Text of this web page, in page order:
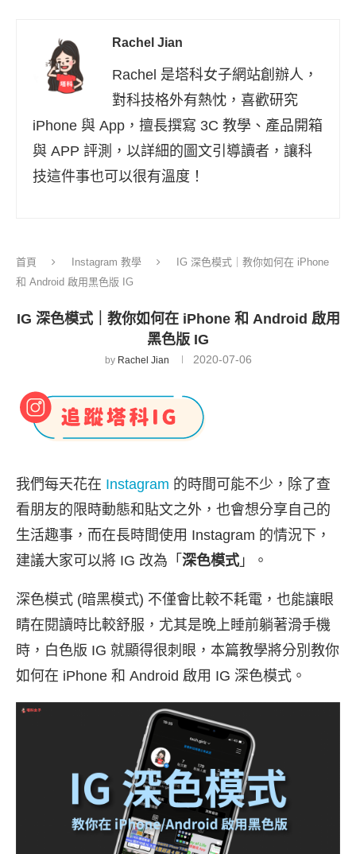
Rachel Jian
Rachel 是塔科女子網站創辦人，
對科技格外有熱忱，喜歡研究
iPhone 與 App，擅長撰寫 3C 教學、產品開箱
與 APP 評測，以詳細的圖文引導讀者，讓科
技這件事也可以很有溫度！
首頁 Instagram 教學
IG 深色模式｜教你如何在 iPhone
和 Android 啟用黑色版 IG
IG 深色模式｜教你如何在 iPhone 和 Android 啟用
黑色版 IG
by Rachel Jian 2020-07-06
我們每天花在 Instagram 的時間可能不少，除了查
看朋友的限時動態和貼文之外，也會想分享自己的
生活趣事，而在長時間使用 Instagram 的情況下，
建議大家可以將 IG 改為「 深色模式 」。
深色模式 (暗黑模式) 不僅會比較不耗電，也能讓眼
睛在閱讀時比較舒服，尤其是晚上睡前躺著滑手機
時，白色版 IG 就顯得很刺眼，本篇教學將分別教你
如何在 iPhone 和 Android 啟用 IG 深色模式。